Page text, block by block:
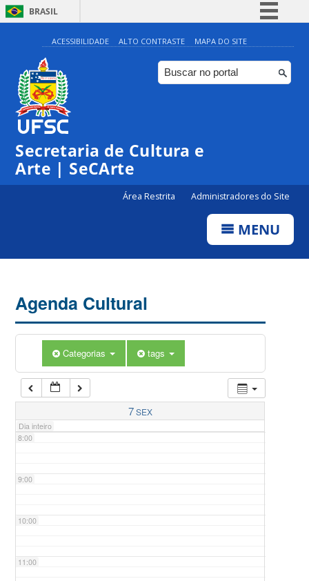
BRASIL
Simplifique!
Comunica BR
Participe
ACESSIBILIDADE ALTO CONTRASTE MAPA DO SITE
Secretaria de Cultura e
Arte | SeCArte
Área Restrita Administradores do Site
MENU
Agenda Cultural
Categorias tags
7SEX
Dia inteiro
0:00
1:00
5:00
7:00
8:00
9:00
10:00
11:00